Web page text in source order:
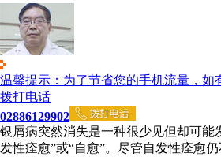
温馨提示：为了节省您的手机流量，如
拨打电话
02886129902
银屑病突然消失是一种很少见但却可能
发性痊愈”或“自愈”。尽管自发性痊愈